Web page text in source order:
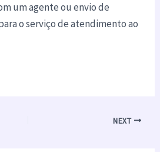
um agente ou envio de
o serviço de atendimento ao
NEXT